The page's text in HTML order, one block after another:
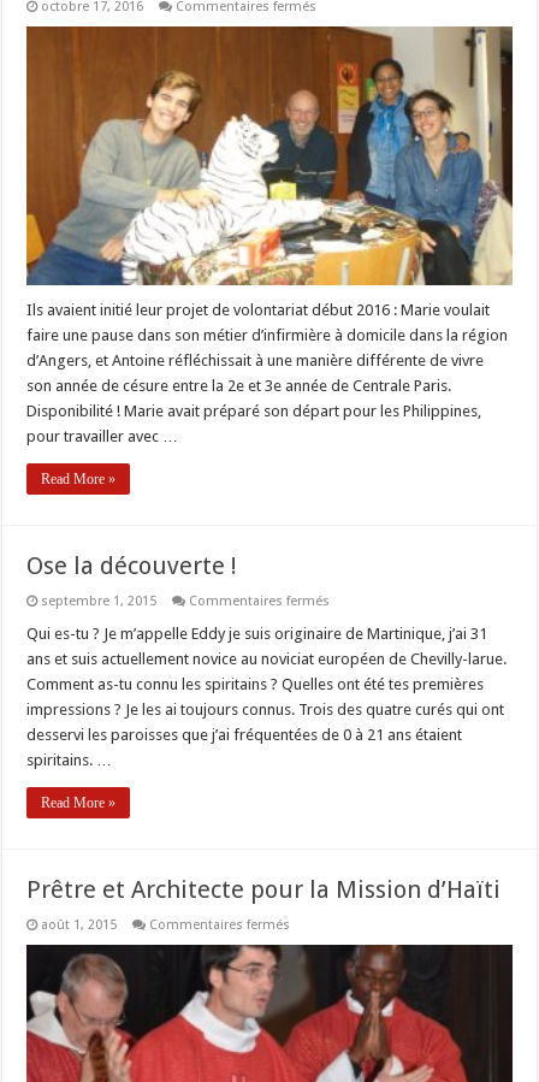
octobre 17, 2016 Commentaires fermés
sur
(Tanzanie)
Jacmel
(Haïti)
pour
Antoine
Marie
Ils avaient initié leur projet de volontariat début 2016 : Marie voulait
faire une pause dans son métier d’infirmière à domicile dans la région
d’Angers, et Antoine réfléchissait à une manière différente de vivre
son année de césure entre la 2e et 3e année de Centrale Paris.
Disponibilité ! Marie avait préparé son départ pour les Philippines,
pour travailler avec …
Read More »
Ose la découverte !
septembre 1, 2015 Commentaires fermés
la
!
Qui es-tu ? Je m’appelle Eddy je suis originaire de Martinique, j’ai 31
ans et suis actuellement novice au noviciat européen de Chevilly-larue.
Comment as-tu connu les spiritains ? Quelles ont été tes premières
impressions ? Je les ai toujours connus. Trois des quatre curés qui ont
desservi les paroisses que j’ai fréquentées de 0 à 21 ans étaient
spiritains. …
Read More »
Prêtre et Architecte pour la Mission d’Haïti
août 1, 2015 Commentaires fermés
et
Architecte
la
Mission
d’Haïti